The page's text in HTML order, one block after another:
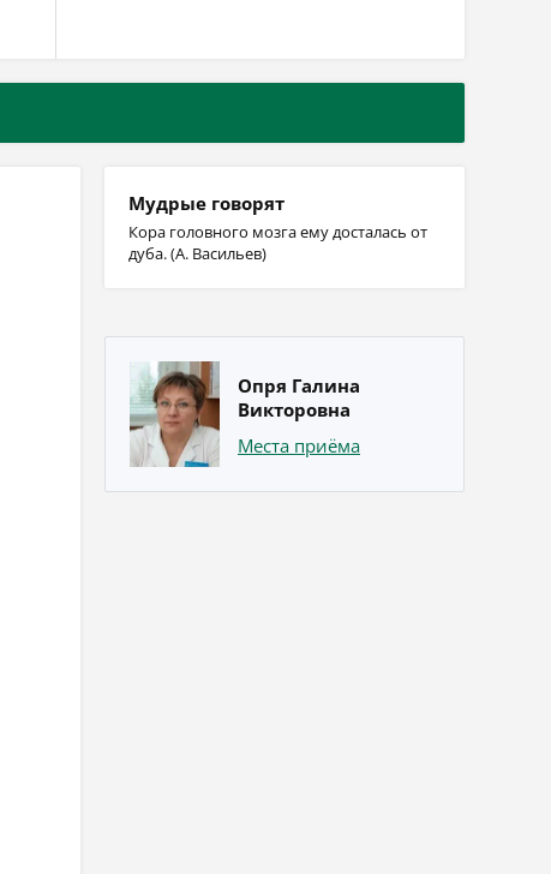
Мудрые говорят
Кора головного мозга ему досталась от
дуба. (А. Васильев)
Опря Галина
Викторовна
Места приёма